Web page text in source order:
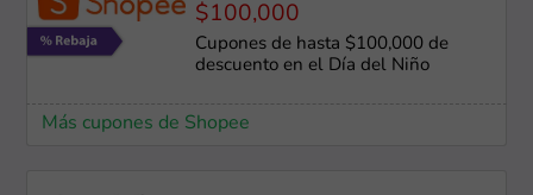
$100,000
Cupones de hasta $100,000 de
descuento en el Día del Niño
Más cupones de Shopee